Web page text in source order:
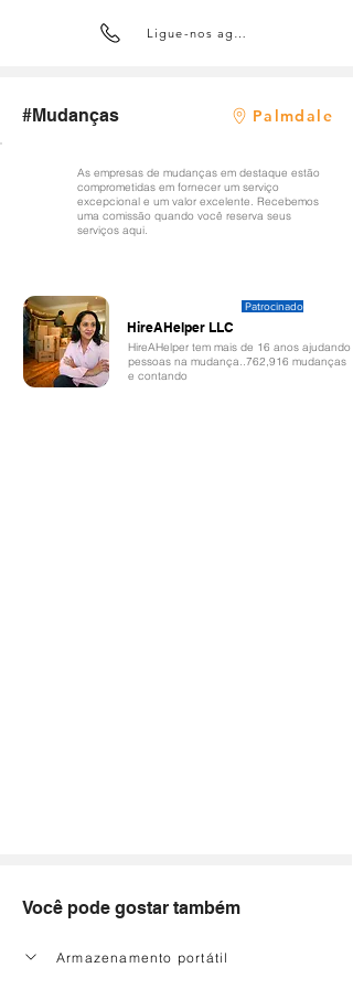
Ligue-nos agora
#Mudanças Palmdale
As empresas de mudanças em destaque estão
comprometidas em fornecer um serviço
excepcional e um valor excelente. Recebemos
uma comissão quando você reserva seus
serviços aqui.
HireAHelper LLC
Patrocinado
HireAHelper tem mais de 16 anos ajudando
pessoas na mudança..762,916 mudanças
e contando
Você pode gostar também
Armazenamento portátil